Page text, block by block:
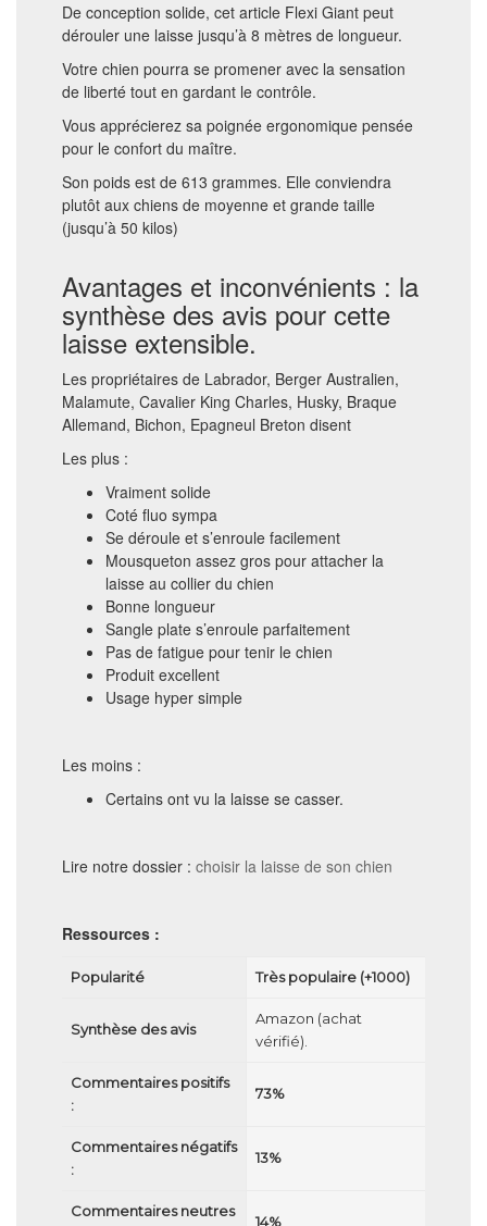
De conception solide, cet article Flexi Giant peut
dérouler une laisse jusqu’à 8 mètres de longueur.
Votre chien pourra se promener avec la sensation
de liberté tout en gardant le contrôle.
Vous apprécierez sa poignée ergonomique pensée
pour le confort du maître.
Son poids est de 613 grammes. Elle conviendra
plutôt aux chiens de moyenne et grande taille
(jusqu’à 50 kilos)
Avantages et inconvénients : la
synthèse des avis pour cette
laisse extensible.
Les propriétaires de Labrador, Berger Australien,
Malamute, Cavalier King Charles, Husky, Braque
Allemand, Bichon, Epagneul Breton disent
Les plus :
Vraiment solide
Coté fluo sympa
Se déroule et s’enroule facilement
Mousqueton assez gros pour attacher la
laisse au collier du chien
Bonne longueur
Sangle plate s’enroule parfaitement
Pas de fatigue pour tenir le chien
Produit excellent
Usage hyper simple
Les moins :
Certains ont vu la laisse se casser.
Lire notre dossier : choisir la laisse de son chien
Ressources :
Popularité Très populaire (+1000)
Synthèse des avis
Amazon (achat
vérifié).
Commentaires positifs
:
73%
Commentaires négatifs
:
13%
Commentaires neutres
14%